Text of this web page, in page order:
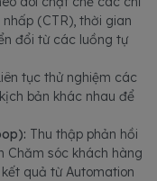
(CTR), thời gian
đổi từ các luồng tự
tục thử nghiệm các
bản khác nhau để
Thu thập phản hồi
Chăm sóc khách hàng
quả từ Automation